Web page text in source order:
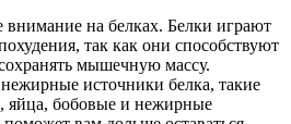
на белках. Белки играют
так как они способствуют
мышечную массу.
источники белка, такие
яйца, бобовые и нежирные